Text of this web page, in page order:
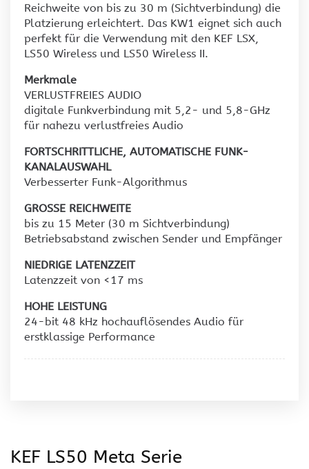
Reichweite von bis zu 30 m (Sichtverbindung) die
Platzierung erleichtert. Das KW1 eignet sich auch
perfekt für die Verwendung mit den KEF LSX,
LS50 Wireless und LS50 Wireless II.
Merkmale
VERLUSTFREIES AUDIO
digitale Funkverbindung mit 5,2- und 5,8-GHz
für nahezu verlustfreies Audio
FORTSCHRITTLICHE, AUTOMATISCHE FUNK-
KANALAUSWAHL
Verbesserter Funk-Algorithmus
GROSSE REICHWEITE
bis zu 15 Meter (30 m Sichtverbindung)
Betriebsabstand zwischen Sender und Empfänger
NIEDRIGE LATENZZEIT
Latenzzeit von <17 ms
HOHE LEISTUNG
24-bit 48 kHz hochauflösendes Audio für
erstklassige Performance
KEF LS50 Meta Serie